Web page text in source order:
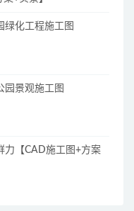
绿化工程施工图
园景观施工图
力【CAD施工图+方案